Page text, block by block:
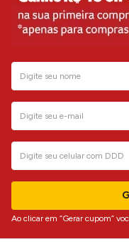
Ao clicar em “Gerar cupom”